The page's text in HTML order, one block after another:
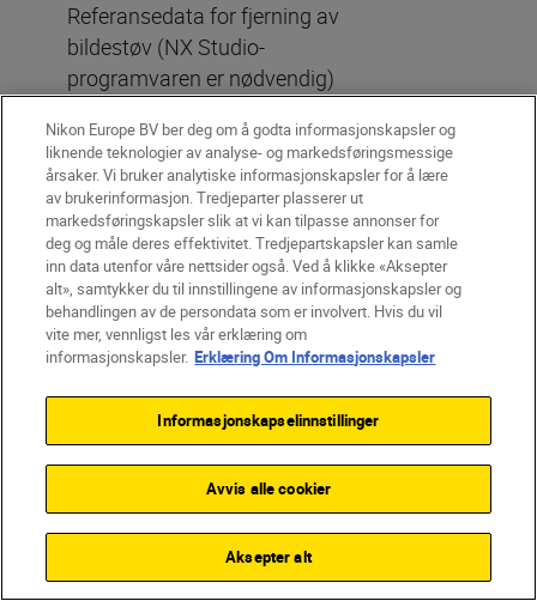
Referansedata for fjerning av
bildestøv (NX Studio-
programvaren er nødvendig)
Effektive piksler
20,9 millioner
Bildestørrelse
(piksler)
[DX (24 x 16)] valgt for bildefelt:
(M) 4176 x 2784 (11,6 millioner),
(S) 2784 x 1856 (5,2 millioner),
1:1 (16 x 16)] valgt for bildefelt:
(L) 3712 x 3712 (13,8 millioner),
(M) 2784 x 2784 (7,8 millioner),
(S) 1856 x 1856 (3,4 millioner),
Nikon Europe BV ber deg om å godta informasjonskapsler og
liknende teknologier av analyse- og markedsføringsmessige
årsaker. Vi bruker analytiske informasjonskapsler for å lære
av brukerinformasjon. Tredjeparter plasserer ut
markedsføringskapsler slik at vi kan tilpasse annonser for
deg og måle deres effektivitet. Tredjepartskapsler kan samle
inn data utenfor våre nettsider også. Ved å klikke «Aksepter
alt», samtykker du til innstillingene av informasjonskapsler og
behandlingen av de persondata som er involvert. Hvis du vil
vite mer, vennligst les vår erklæring om
informasjonskapsler. Erklæring Om Informasjonskapsler
Informasjonskapselinnstillinger
Avvis alle cookier
Aksepter alt